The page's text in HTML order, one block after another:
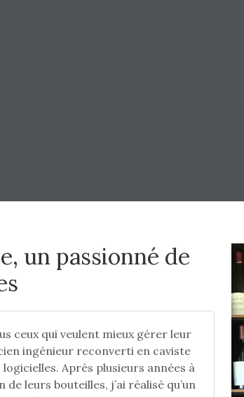
un passionné de
ceux qui veulent mieux gérer leur
ingénieur reconverti en caviste
Après plusieurs années à
leurs bouteilles, j’ai réalisé qu’un